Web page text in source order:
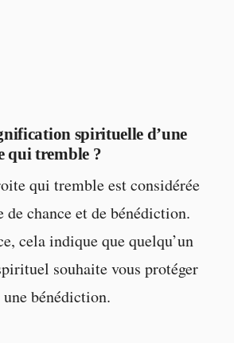
spirituelle d’une
qui tremble ?
qui tremble est considérée
de chance et de bénédiction.
cela indique que quelqu’un
souhaite vous protéger
bénédiction.